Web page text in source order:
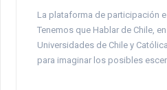
La plataforma de participación
Tenemos que Hablar de Chile,
Universidades de Chile y
para imaginar los posibles